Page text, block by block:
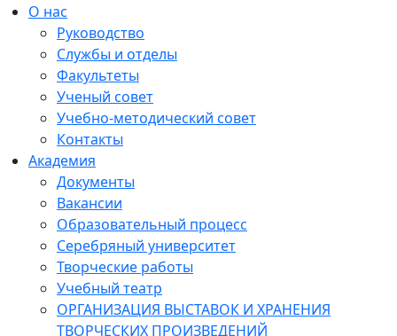
О нас
Руководство
Службы и отделы
Факультеты
Ученый совет
Учебно-методический совет
Контакты
Академия
Документы
Вакансии
Образовательный процесс
Серебряный университет
Творческие работы
Учебный театр
ОРГАНИЗАЦИЯ ВЫСТАВОК И ХРАНЕНИЯ
ТВОРЧЕСКИХ ПРОИЗВЕДЕНИЙ